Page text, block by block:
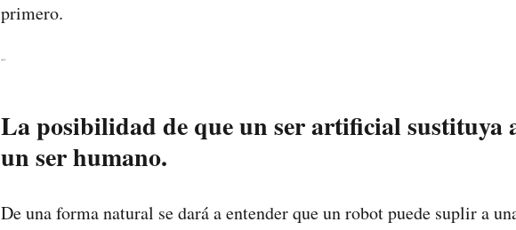
primero.
La posibilidad de que un ser artificial sustituya
un ser humano.
De una forma natural se dará a entender que un robot puede suplir a